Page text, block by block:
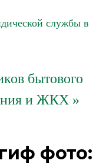
службы в
бытового
и ЖКХ »
фото: